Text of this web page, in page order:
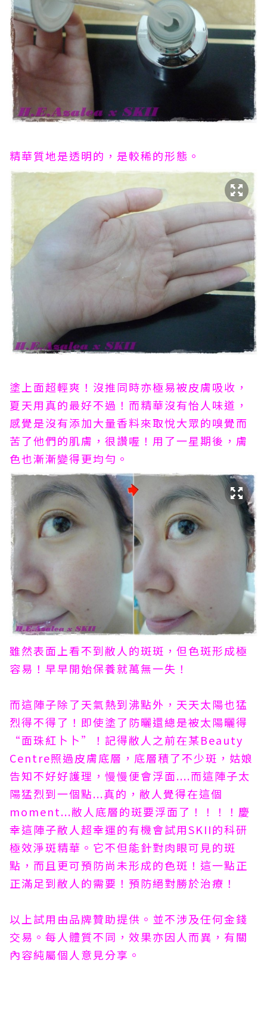
精華質地是透明的，是較稀的形態。
塗上面超輕爽！沒推同時亦極易被皮膚吸收，
夏天用真的最好不過！而精華沒有怡人味道，
感覺是沒有添加大量香料來取悅大眾的嗅覺而
苦了他們的肌膚，很讚喔！用了一星期後，膚
色也漸漸變得更均勻。
雖然表面上看不到敝人的斑斑，但色斑形成極
容易！早早開始保養就萬無一失！
而這陣子除了天氣熱到沸點外，天天太陽也猛
烈得不得了！即使塗了防曬還總是被太陽曬得
“面珠紅卜卜”！記得敝人之前在某Beauty
Centre照過皮膚底層，底層積了不少斑，姑娘
告知不好好護理，慢慢便會浮面....而這陣子太
陽猛烈到一個點...真的，敝人覺得在這個
moment...敝人底層的斑要浮面了！！！！慶
幸這陣子敝人超幸運的有機會試用SKII的科研
極效淨斑精華。它不但能針對肉眼可見的斑
點，而且更可預防尚未形成的色斑！這一點正
正滿足到敝人的需要！預防絕對勝於治療！
以上試用由品牌贊助提供。並不涉及任何金錢
交易。每人體質不同，效果亦因人而異，有關
內容純屬個人意見分享。